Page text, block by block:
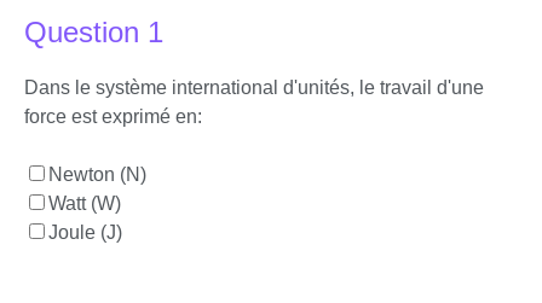
Question 1
Dans le système international d'unités, le travail d'une
force est exprimé en:
Newton (N)
Watt (W)
Joule (J)